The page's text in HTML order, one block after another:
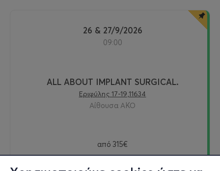
26 & 27/9/2026
09:00
ALL ABOUT IMPLANT SURGICAL.
Εριφύλης 17-19,11634
Αίθουσα ΑΚΟ
από 315€